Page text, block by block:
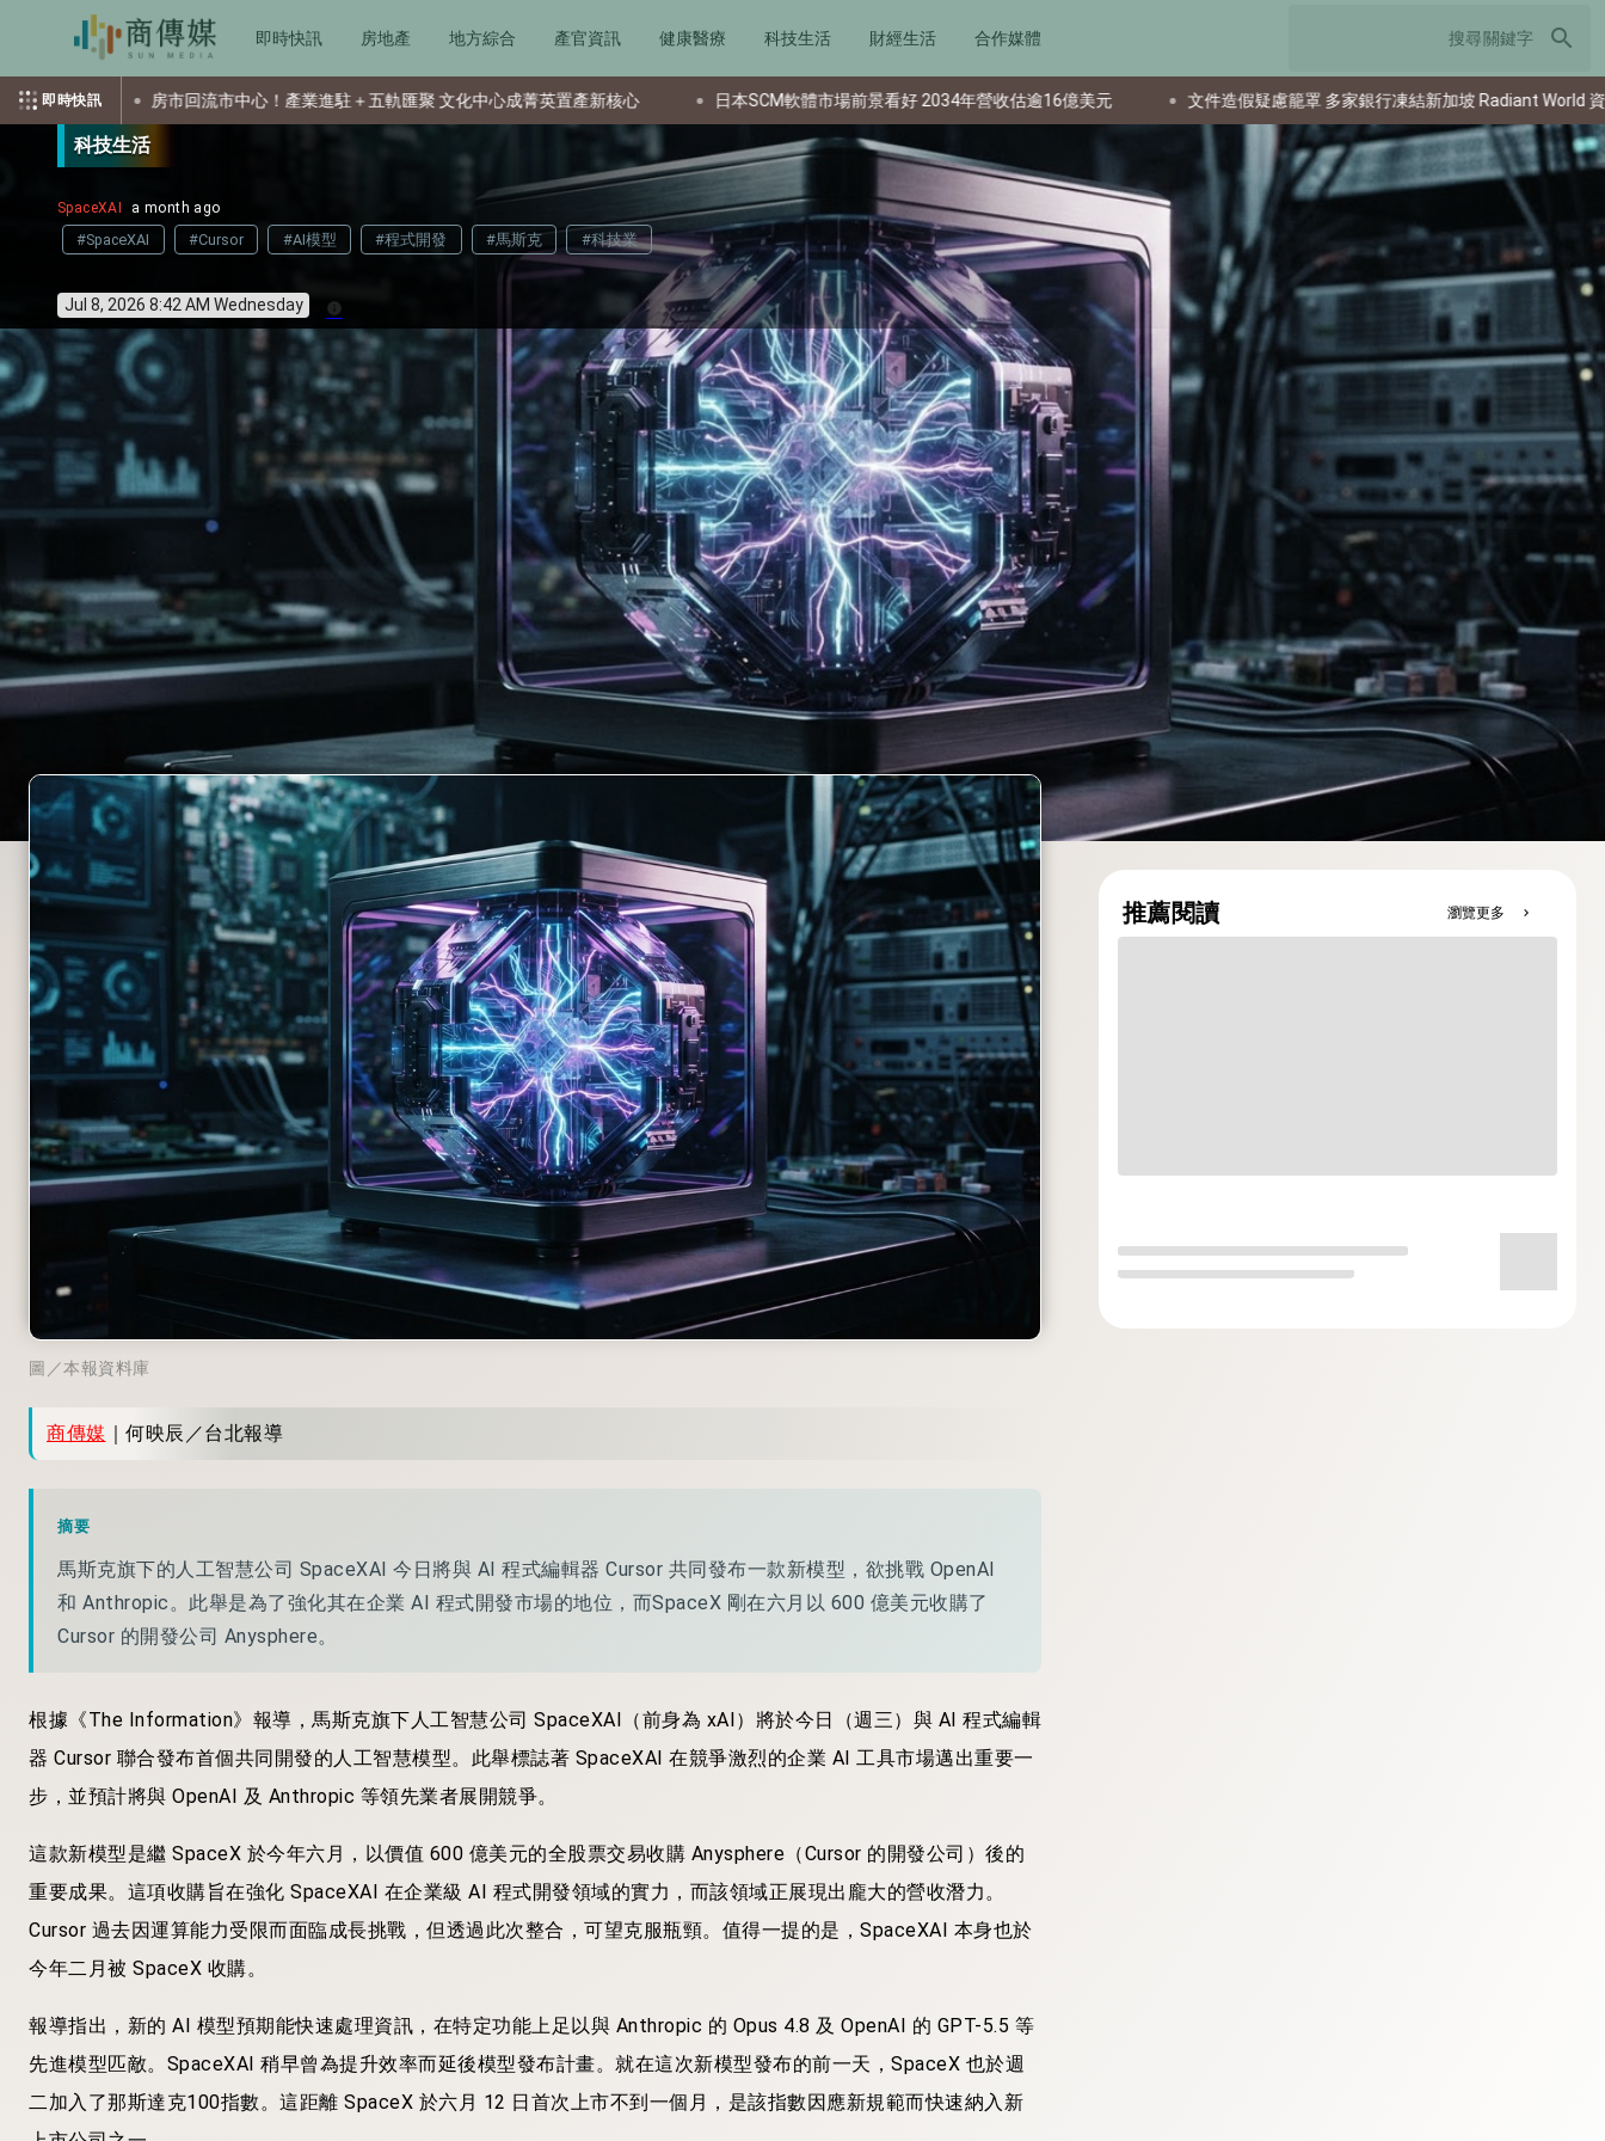
即時快訊 房地產 地方綜合 產官資訊 健康醫療 科技生活 財經生活 合作媒體 search
即時快訊
房市回流市中心！產業進駐＋五軌匯聚 文化中心成菁英置產新核心 日本SCM軟體市場前景看好 2034年營收估逾16億美元 文件造假疑慮籠罩 多家銀行凍結新加坡 Radiant World 資金 馬來
科技生活
SpaceXAI a month ago
#SpaceXAI #Cursor #AI模型 #程式開發 #馬斯克 #科技業
Jul 8, 2026 8:42 AM Wednesday info
圖／本報資料庫
商傳媒 ｜何映辰／台北報導
摘要
馬斯克旗下的人工智慧公司 SpaceXAI 今日將與 AI 程式編輯器 Cursor 共同發布一款新模型，欲挑戰 OpenAI
和 Anthropic。此舉是為了強化其在企業 AI 程式開發市場的地位，而SpaceX 剛在六月以 600 億美元收購了
Cursor 的開發公司 Anysphere。
根據《The Information》報導，馬斯克旗下人工智慧公司 SpaceXAI（前身為 xAI）將於今日（週三）與 AI 程式編輯
器 Cursor 聯合發布首個共同開發的人工智慧模型。此舉標誌著 SpaceXAI 在競爭激烈的企業 AI 工具市場邁出重要一
步，並預計將與 OpenAI 及 Anthropic 等領先業者展開競爭。
這款新模型是繼 SpaceX 於今年六月，以價值 600 億美元的全股票交易收購 Anysphere（Cursor 的開發公司）後的
重要成果。這項收購旨在強化 SpaceXAI 在企業級 AI 程式開發領域的實力，而該領域正展現出龐大的營收潛力。
Cursor 過去因運算能力受限而面臨成長挑戰，但透過此次整合，可望克服瓶頸。值得一提的是，SpaceXAI 本身也於
今年二月被 SpaceX 收購。
報導指出，新的 AI 模型預期能快速處理資訊，在特定功能上足以與 Anthropic 的 Opus 4.8 及 OpenAI 的 GPT-5.5 等
先進模型匹敵。SpaceXAI 稍早曾為提升效率而延後模型發布計畫。就在這次新模型發布的前一天，SpaceX 也於週
二加入了那斯達克100指數。這距離 SpaceX 於六月 12 日首次上市不到一個月，是該指數因應新規範而快速納入新
推薦閱讀 瀏覽更多 chevron_right